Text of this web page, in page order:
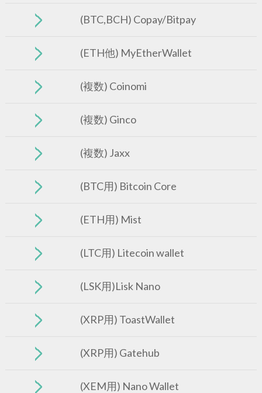
(BTC,BCH) Copay/Bitpay
(ETH他) MyEtherWallet
(複数) Coinomi
(複数) Ginco
(複数) Jaxx
(BTC用) Bitcoin Core
(ETH用) Mist
(LTC用) Litecoin wallet
(LSK用)Lisk Nano
(XRP用) ToastWallet
(XRP用) Gatehub
(XEM用) Nano Wallet